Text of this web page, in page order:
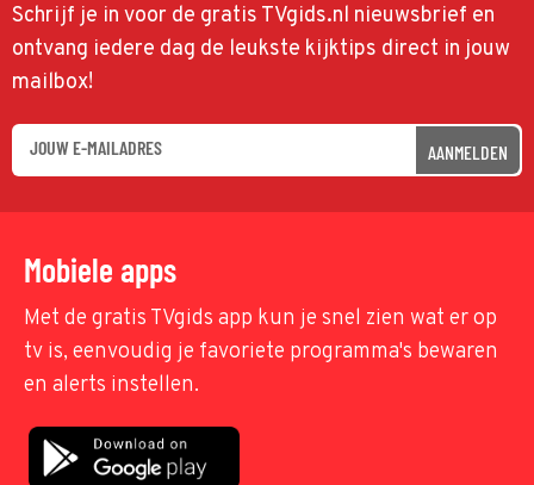
Schrijf je in voor de gratis TVgids.nl nieuwsbrief en
ontvang iedere dag de leukste kijktips direct in jouw
mailbox!
AANMELDEN
Mobiele apps
Met de gratis TVgids app kun je snel zien wat er op
tv is, eenvoudig je favoriete programma's bewaren
en alerts instellen.